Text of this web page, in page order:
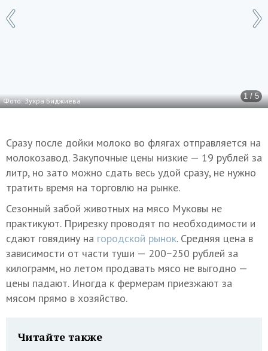
1 / 5
Фото: Зухра Биджиева
Сразу после дойки молоко во флягах отправляется на
молокозавод. Закупочные цены низкие — 19 рублей за
литр, но зато можно сдать весь удой сразу, не нужно
тратить время на торговлю на рынке.
Сезонный забой животных на мясо Муковы не
практикуют. Прирезку проводят по необходимости и
сдают говядину на городской рынок. Средняя цена в
зависимости от части туши — 200−250 рублей за
килограмм, но летом продавать мясо не выгодно —
цены падают. Иногда к фермерам приезжают за
мясом прямо в хозяйство.
Читайте также